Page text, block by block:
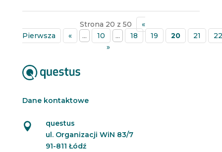
Strona 20 z 50
«
Pierwsza
« ... 10 ... 18 19 20 21
22
»
Dane kontaktowe

questus
ul. Organizacji WiN 83/7
91-811 Łódź